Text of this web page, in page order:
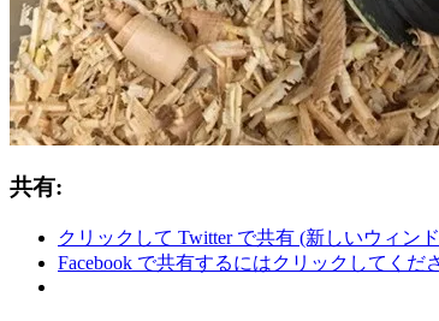
共有:
クリックして Twitter で共有 (新しいウィン
Facebook で共有するにはクリックしてく